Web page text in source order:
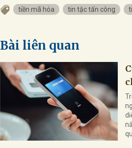
tiền mã hóa tin tặc tấn công
Bài liên quan